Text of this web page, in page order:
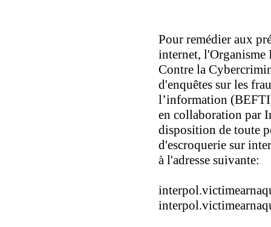
Pour remédier aux
internet, l'Organisme
Contre la
d'enquêtes sur les
l’information
en collaboration par
disposition de toute
d'escroquerie sur
à l'adresse suivante: